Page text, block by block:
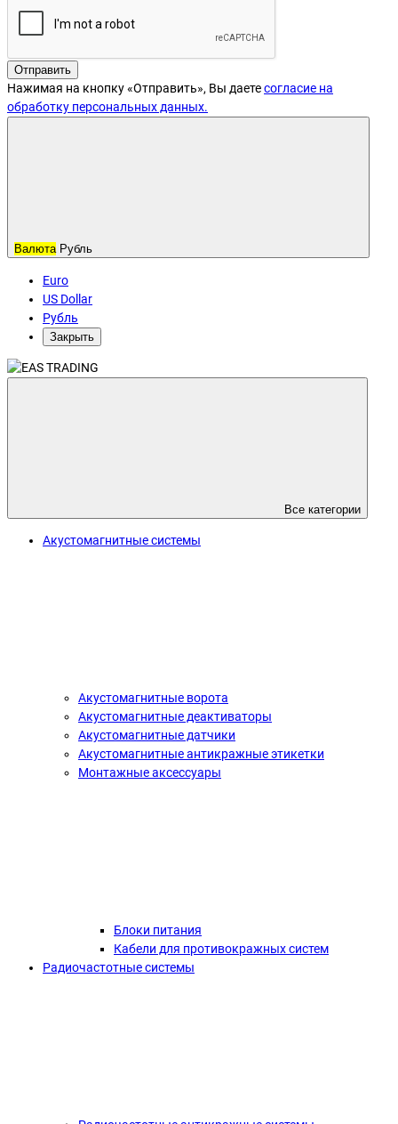
Отправить
Нажимая на кнопку «Отправить», Вы даетесогласие на
обработку персональных данных.
Валюта Рубль
Euro
US Dollar
Рубль
Закрыть
Все категории
Акустомагнитные системы
Акустомагнитные ворота
Акустомагнитные деактиваторы
Акустомагнитные датчики
Акустомагнитные антикражные этикетки
Монтажные аксессуары
Блоки питания
Кабели для противокражных систем
Радиочастотные системы